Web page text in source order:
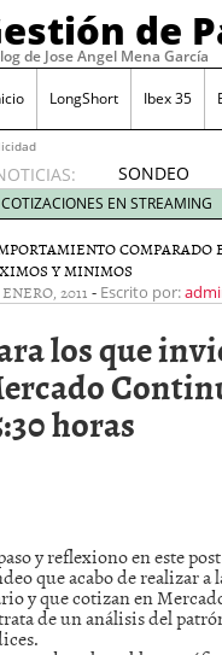
de
de Jose Angel Mena García
LongShort Ibex 35
SONDEO
IBEX35.
ACCESO
A LA
PLANTILLA
DE
LOS
VALORES
DE
IBEX35
mayo 29,
mayo 28, 2013
Catalejo sobre
y a?n tienen
CATALEJO
COTIZACIONES EN STREAMING
COMPARADO
Y MINIMOS
2011 - Escrito por:
los que
horas
y reflexiono en este
que acabo de realizar a
y que cotizan en
de un análisis del